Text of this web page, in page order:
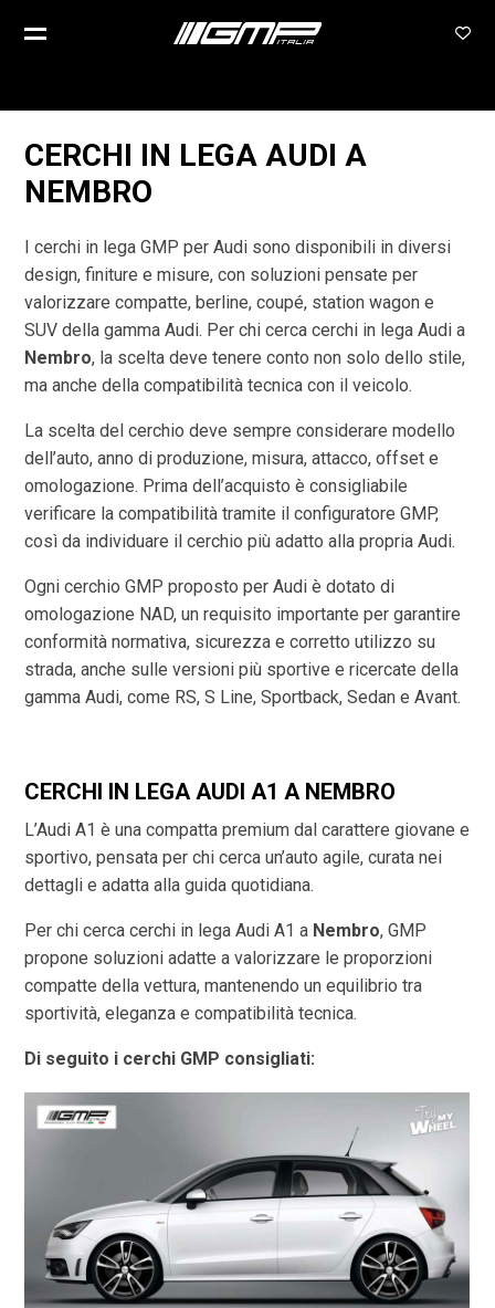
CERCHI IN LEGA AUDI A
NEMBRO
I cerchi in lega GMP per Audi sono disponibili in diversi
design, finiture e misure, con soluzioni pensate per
valorizzare compatte, berline, coupé, station wagon e
SUV della gamma Audi. Per chi cerca cerchi in lega Audi a
Nembro, la scelta deve tenere conto non solo dello stile,
ma anche della compatibilità tecnica con il veicolo.
La scelta del cerchio deve sempre considerare modello
dell’auto, anno di produzione, misura, attacco, offset e
omologazione. Prima dell’acquisto è consigliabile
verificare la compatibilità tramite il configuratore GMP,
così da individuare il cerchio più adatto alla propria Audi.
Ogni cerchio GMP proposto per Audi è dotato di
omologazione NAD, un requisito importante per garantire
conformità normativa, sicurezza e corretto utilizzo su
strada, anche sulle versioni più sportive e ricercate della
gamma Audi, come RS, S Line, Sportback, Sedan e Avant.
CERCHI IN LEGA AUDI A1 A NEMBRO
L’Audi A1 è una compatta premium dal carattere giovane e
sportivo, pensata per chi cerca un’auto agile, curata nei
dettagli e adatta alla guida quotidiana.
Per chi cerca cerchi in lega Audi A1 a Nembro, GMP
propone soluzioni adatte a valorizzare le proporzioni
compatte della vettura, mantenendo un equilibrio tra
sportività, eleganza e compatibilità tecnica.
Di seguito i cerchi GMP consigliati: